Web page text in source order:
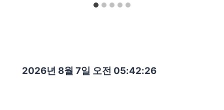
2026년 8월 7일 오전 05:42:27